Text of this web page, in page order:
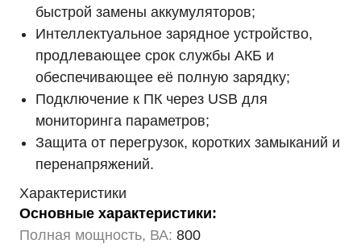
быстрой замены аккумуляторов;
Интеллектуальное зарядное устройство,
продлевающее срок службы АКБ и
обеспечивающее её полную зарядку;
Подключение к ПК через USB для
мониторинга параметров;
Защита от перегрузок, коротких замыканий и
перенапряжений.
Характеристики
Основные характеристики:
Полная мощность, ВА: 800